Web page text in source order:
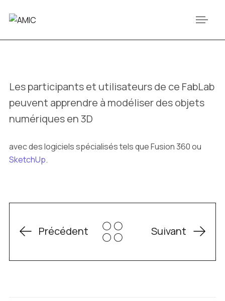
Les participants et utilisateurs de ce FabLab
peuvent apprendre à modéliser des objets
numériques en 3D
avec des logiciels spécialisés tels que Fusion 360 ou
SketchUp.
Précédent Suivant